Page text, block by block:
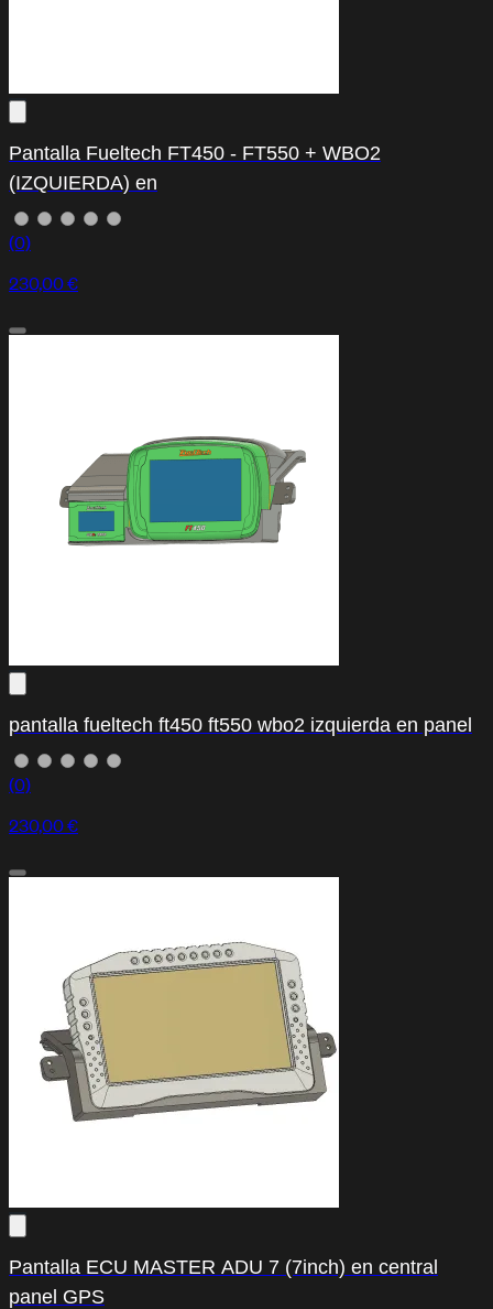
Pantalla Fueltech FT450 - FT550 + WBO2
(IZQUIERDA) en
(0)
230,00 €
pantalla fueltech ft450 ft550 wbo2 izquierda en panel
(0)
230,00 €
Pantalla ECU MASTER ADU 7 (7inch) en central
panel GPS